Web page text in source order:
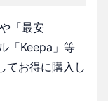
「最安
「Keepa」等
てお得に購入し